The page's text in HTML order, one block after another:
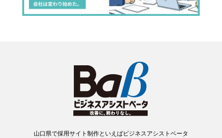
山口県で採用サイト制作といえばビジネスアシストベータ